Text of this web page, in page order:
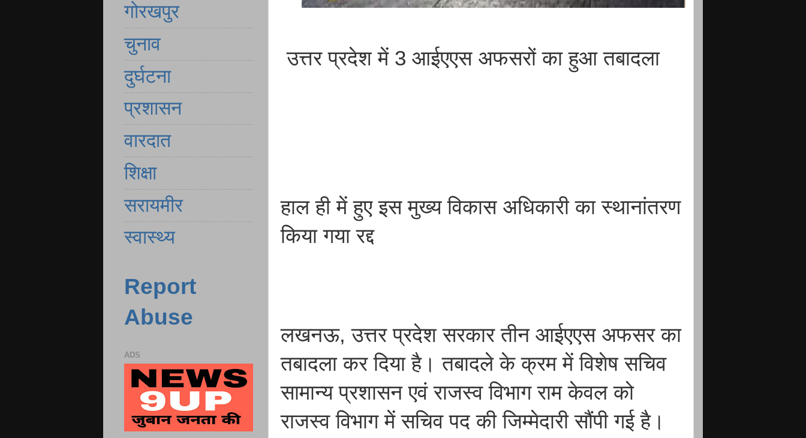
उत्तर प्रदेश में 3 आईएएस अफसरों का हुआ तबादला
हाल ही में हुए इस मुख्य विकास अधिकारी का स्थानांतरण
किया गया रद्द
लखनऊ, उत्तर प्रदेश सरकार तीन आईएएस अफसर का
तबादला कर दिया है। तबादले के क्रम में विशेष सचिव
सामान्य प्रशासन एवं राजस्व विभाग राम केवल को
राजस्व विभाग में सचिव पद की जिम्मेदारी सौंपी गई है।
गोरखपुर
चुनाव
दुर्घटना
प्रशासन
वारदात
शिक्षा
सरायमीर
स्वास्थ्य
Report
Abuse
ADS